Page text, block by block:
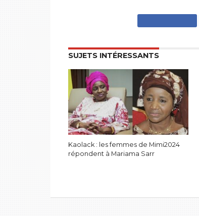
SUJETS INTÉRESSANTS
Kaolack : les femmes de Mimi2024
répondent à Mariama Sarr